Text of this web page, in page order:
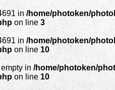
in /home/photoken/
on line 3
in /home/photoken/
on line 10
in /home/photoken/
on line 10